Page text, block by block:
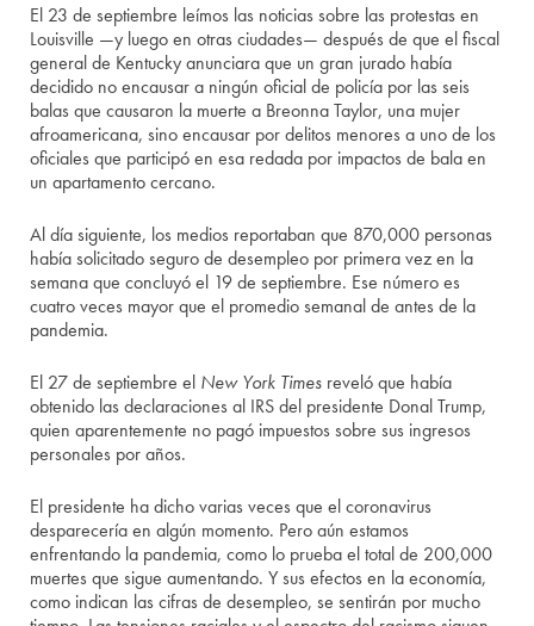
El 23 de septiembre leímos las noticias sobre las protestas en
Louisville —y luego en otras ciudades— después de que el fiscal
general de Kentucky anunciara que un gran jurado había
decidido no encausar a ningún oficial de policía por las seis
balas que causaron la muerte a Breonna Taylor, una mujer
afroamericana, sino encausar por delitos menores a uno de los
oficiales que participó en esa redada por impactos de bala en
un apartamento cercano.
Al día siguiente, los medios reportaban que 870,000 personas
había solicitado seguro de desempleo por primera vez en la
semana que concluyó el 19 de septiembre. Ese número es
cuatro veces mayor que el promedio semanal de antes de la
pandemia.
El 27 de septiembre el New York Times reveló que había
obtenido las declaraciones al IRS del presidente Donal Trump,
quien aparentemente no pagó impuestos sobre sus ingresos
personales por años.
El presidente ha dicho varias veces que el coronavirus
desparecería en algún momento. Pero aún estamos
enfrentando la pandemia, como lo prueba el total de 200,000
muertes que sigue aumentando. Y sus efectos en la economía,
como indican las cifras de desempleo, se sentirán por mucho